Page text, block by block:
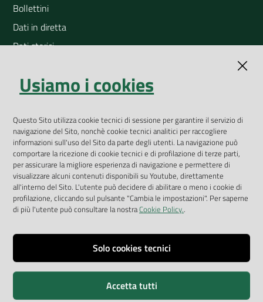
Bollettini
Dati in diretta
Dati storici
Open Data
App Arpav
Rapporti regionali annuali
Le Infografiche
Dispenser dati
Vai alla pagina
Privacy
Usiamo i cookies
Questo Sito utilizza cookie tecnici di sessione per garantire il servizio di
navigazione del Sito, nonchè cookie tecnici analitici per raccogliere
informazioni sull'uso del Sito da parte degli utenti. La navigazione può
comportare la ricezione di cookie tecnici e di profilazione di terze parti,
per assicurare la migliore esperienza di navigazione e permettere di
visualizzare alcuni contenuti disponibili su Youtube, direttamente
all'interno del Sito. L'utente può decidere di abilitare o meno i cookie di
profilazione, cliccando sul pulsante "Cambia le impostazioni". Per saperne
di più l'utente può consultare la nostraCookie Policy..
Solo cookies tecnici
Accetta tutti